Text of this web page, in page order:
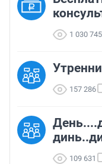
1 030 745
157 286
109 631